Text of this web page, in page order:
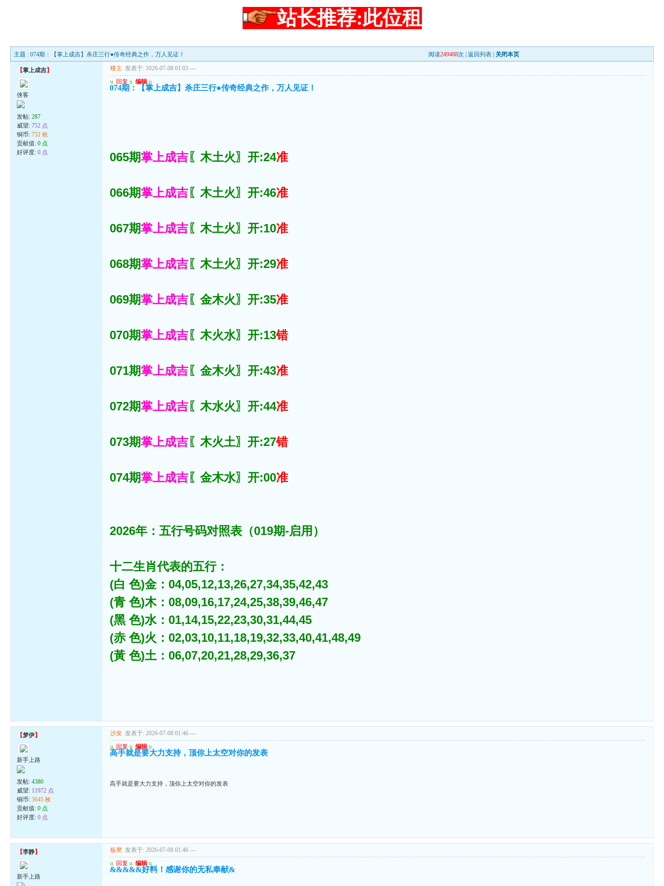
站长推荐:此位租
主题 : 074期：【掌上成吉】杀庄三行●传奇经典之作，万人见证！ 阅读249488次 |返回列表 关闭本页
【掌上成吉】
侠客
发帖:287
威望:752 点
铜币:752 枚
贡献值:0 点
好评度:0 点
楼主 发表于: 2026-07-08 01:03 ---
u 回复 u 编辑 u
074期：【掌上成吉】杀庄三行●传奇经典之作，万人见证！
065期掌上成吉 〖木土火〗开:24准
066期掌上成吉 〖木土火〗开:46准
067期掌上成吉 〖木土火〗开:10准
068期掌上成吉 〖木土火〗开:29准
069期掌上成吉 〖金木火〗开:35准
070期掌上成吉 〖木火水〗开:13错
071期掌上成吉 〖金木火〗开:43准
072期掌上成吉 〖木水火〗开:44准
073期掌上成吉 〖木火土〗开:27错
074期掌上成吉 〖金木水〗开:00准
2026年：五行号码对照表（019期-启用）
十二生肖代表的五行：
(白 色)金：04,05,12,13,26,27,34,35,42,43
(青 色)木：08,09,16,17,24,25,38,39,46,47
(黑 色)水：01,14,15,22,23,30,31,44,45
(赤 色)火：02,03,10,11,18,19,32,33,40,41,48,49
(黃 色)土：06,07,20,21,28,29,36,37
【梦伊】
新手上路
发帖:4380
威望: 11972 点
铜币:3645 枚
贡献值:0 点
好评度:0 点
沙发 发表于: 2026-07-08 01:46 ---
u 回复 u 编辑 u
高手就是要大力支持，顶你上太空对你的发表
高手就是要大力支持，顶你上太空对你的发表
【李静】
新手上路
板凳 发表于: 2026-07-08 01:46 ---
u 回复 u 编辑 u
&&&&&好料！感谢你的无私奉献&